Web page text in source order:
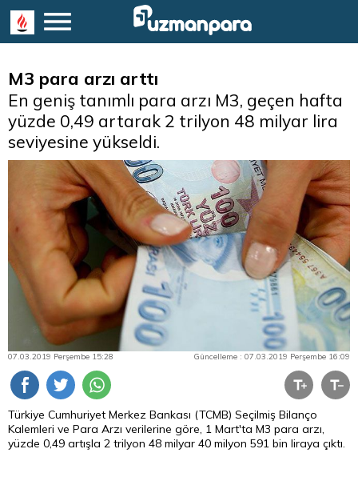
M3 para arzı arttı
En geniş tanımlı para arzı M3, geçen hafta
yüzde 0,49 artarak 2 trilyon 48 milyar lira
seviyesine yükseldi.
07.03.2019 Perşembe 15:28 Güncelleme : 07.03.2019 Perşembe 16:09
Türkiye Cumhuriyet Merkez Bankası (TCMB) Seçilmiş Bilanço
Kalemleri ve Para Arzı verilerine göre, 1 Mart'ta M3 para arzı,
yüzde 0,49 artışla 2 trilyon 48 milyar 40 milyon 591 bin liraya çıktı.